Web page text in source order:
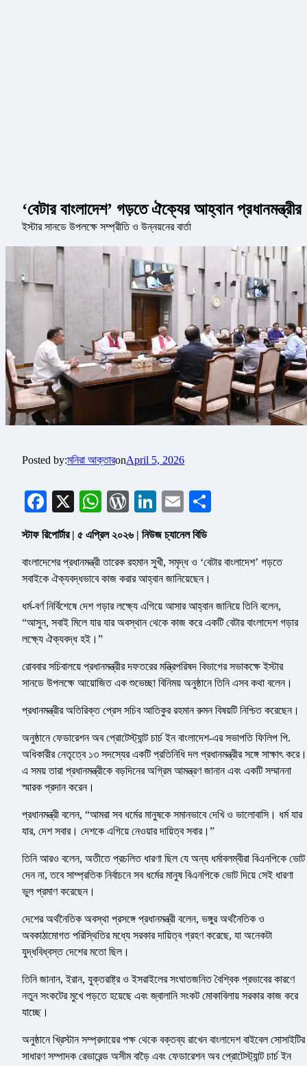
‘বেটার বাংলাদেশ’ গড়তে ঐক্যের আহ্বান প্রধানমন্ত্রীর
ইস্টার সানডে উপলক্ষে সম্প্রীতি ও উন্নয়নের বার্তা
Posted by:মনিরা আক্তারonApril 5, 2026
Facebook
X WhatsApp
WordPress
LinkedIn
Email
স্টাফ রিপোর্টার | ৫ এপ্রিল ২০২৬ | নিউজ চ্যানেল বিডি
বাংলাদেশের প্রধানমন্ত্রী তারেক রহমান সুখী, সমৃদ্ধ ও ‘বেটার বাংলাদেশ’ গড়তে
সবাইকে ঐক্যবদ্ধভাবে কাজ করার আহ্বান জানিয়েছেন।
ধর্ম-বর্ণ নির্বিশেষে দেশ গড়ার লক্ষ্যে এগিয়ে আসার আহ্বান জানিয়ে তিনি বলেন,
“আসুন, সবাই মিলে যার যার অবস্থান থেকে কাজ করে একটি বেটার বাংলাদেশ গড়ার
লক্ষ্যে ঐক্যবদ্ধ হই।”
রোববার সচিবালয়ে প্রধানমন্ত্রীর দফতরের মন্ত্রিপরিষদ বিভাগের সভাকক্ষে ইস্টার
সানডে উপলক্ষে আয়োজিত এক শুভেচ্ছা বিনিময় অনুষ্ঠানে তিনি এসব কথা বলেন।
প্রধানমন্ত্রীর অতিরিক্ত প্রেস সচিব আতিকুর রহমান রুমন বিষয়টি নিশ্চিত করেছেন।
অনুষ্ঠানে ফেডারেশন অব প্রোটেস্ট্যান্ট চার্চ ইন বাংলাদেশ-এর সভাপতি ফিলিপ পি.
অধিকারীর নেতৃত্বে ১৩ সদস্যের একটি প্রতিনিধি দল প্রধানমন্ত্রীর সঙ্গে সাক্ষাৎ করে।
এ সময় তারা প্রধানমন্ত্রীকে বড়দিনের অগ্রিম আমন্ত্রণ জানান এবং একটি সম্মাননা
স্মারক প্রদান করেন।
প্রধানমন্ত্রী বলেন, “আমরা সব ধর্মের মানুষকে সমানভাবে দেখি ও ভালোবাসি। ধর্ম যার
যার, দেশ সবার। দেশকে এগিয়ে নেওয়ার দায়িত্ব সবার।”
তিনি আরও বলেন, অতীতে প্রচলিত ধারণা ছিল যে অন্য ধর্মাবলম্বীরা বিএনপিকে ভোট
দেন না, তবে সাম্প্রতিক নির্বাচনে সব ধর্মের মানুষ বিএনপিকে ভোট দিয়ে সেই ধারণা
ভুল প্রমাণ করেছেন।
দেশের অর্থনৈতিক অবস্থা প্রসঙ্গে প্রধানমন্ত্রী বলেন, ভঙ্গুর অর্থনৈতিক ও
অবকাঠামোগত পরিস্থিতির মধ্যে সরকার দায়িত্ব গ্রহণ করেছে, যা অনেকটা
যুদ্ধবিধ্বস্ত দেশের মতো ছিল।
তিনি জানান, ইরান, যুক্তরাষ্ট্র ও ইসরাইলের সংঘাতজনিত বৈশ্বিক প্রভাবের কারণে
নতুন সংকটের মুখে পড়তে হয়েছে এবং জ্বালানি সংকট মোকাবিলায় সরকার কাজ করে
যাচ্ছে।
অনুষ্ঠানে খ্রিস্টান সম্প্রদায়ের পক্ষ থেকে বক্তব্য রাখেন বাংলাদেশ বাইবেল সোসাইটির
সাধারণ সম্পাদক রেভারেন্ড অসীম বাড়ৈ এবং ফেডারেশন অব প্রোটেস্ট্যান্ট চার্চ ইন